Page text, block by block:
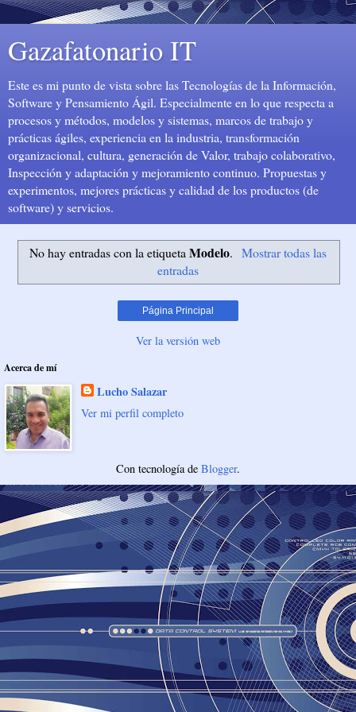
Gazafatonario IT
Este es mi punto de vista sobre las Tecnologías de la Información,
Software y Pensamiento Ágil. Especialmente en lo que respecta a
procesos y métodos, modelos y sistemas, marcos de trabajo y
prácticas ágiles, experiencia en la industria, transformación
organizacional, cultura, generación de Valor, trabajo colaborativo,
Inspección y adaptación y mejoramiento continuo. Propuestas y
experimentos, mejores prácticas y calidad de los productos (de
software) y servicios.
No hay entradas con la etiquetaModelo. Mostrar todas las
entradas
Página Principal
Ver la versión web
Acerca de mí
Lucho Salazar
Ver mi perfil completo
Con tecnología de Blogger.